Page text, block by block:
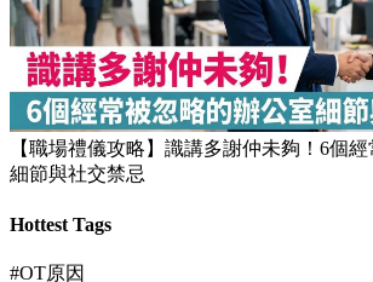
【職場禮儀攻略】識講多謝仲未夠！6個
細節與社交禁忌
Hottest Tags
#OT原因